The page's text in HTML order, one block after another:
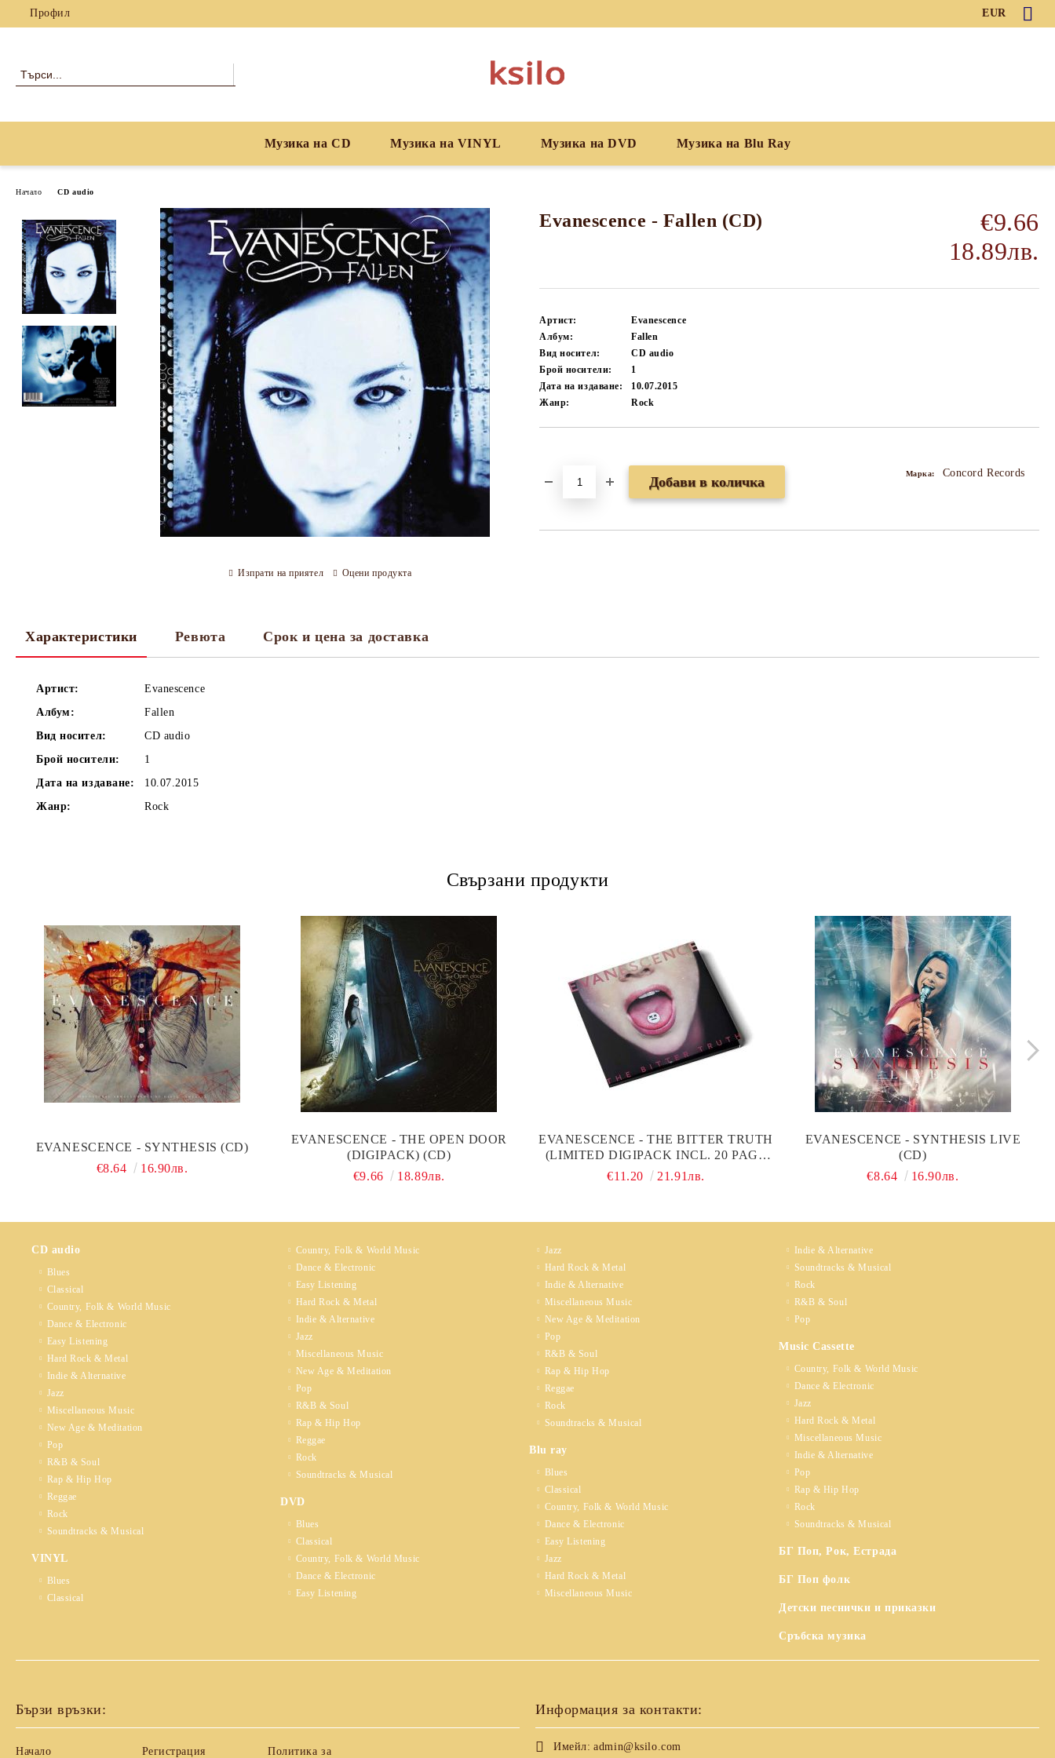
Профил EUR
Музика на CD Музика на VINYL Музика на DVD Музика на Blu Ray
Начало CD audio
Evanescence - Fallen (CD)
€9.66
18.89лв.
Артист:
Evanescence
Албум:
Fallen
Вид носител:
CD audio
Брой носители:
1
Дата на издаване:
10.07.2015
Жанр:
Rock
Марка: Concord Records
Изпрати на приятел Оцени продукта
Характеристики Ревюта Срок и цена за доставка
Артист:
Evanescence
Албум:
Fallen
Вид носител:
CD audio
Брой носители:
1
Дата на издаване:
10.07.2015
Жанр:
Rock
Свързани продукти
EVANESCENCE - SYNTHESIS (CD)
€8.64
16.90лв.
EVANESCENCE - THE OPEN DOOR
(DIGIPACK) (CD)
€9.66
18.89лв.
EVANESCENCE - THE BITTER TRUTH
(LIMITED DIGIPACK INCL. 20 PAGE
BOOKLET) (CD)
€11.20 21.91лв.
EVANESCENCE - SYNTHESIS LIVE
(CD)
€8.64
16.90лв.
CD audio
Blues
Classical
Country, Folk & World Music
Dance & Electronic
Easy Listening
Hard Rock & Metal
Indie & Alternative
Jazz
Miscellaneous Music
New Age & Meditation
Pop
R&B & Soul
Rap & Hip Hop
Reggae
Rock
Soundtracks & Musical
VINYL
Blues
Classical
Country, Folk & World Music
Dance & Electronic
Easy Listening
Hard Rock & Metal
Indie & Alternative
Jazz
Miscellaneous Music
New Age & Meditation
Pop
R&B & Soul
Rap & Hip Hop
Reggae
Rock
Soundtracks & Musical
DVD
Blues
Classical
Country, Folk & World Music
Dance & Electronic
Easy Listening
Jazz
Hard Rock & Metal
Indie & Alternative
Miscellaneous Music
New Age & Meditation
Pop
R&B & Soul
Rap & Hip Hop
Reggae
Rock
Soundtracks & Musical
Blu ray
Blues
Classical
Country, Folk & World Music
Dance & Electronic
Easy Listening
Jazz
Hard Rock & Metal
Miscellaneous Music
Indie & Alternative
Soundtracks & Musical
Rock
R&B & Soul
Pop
Music Cassette
Country, Folk & World Music
Dance & Electronic
Jazz
Hard Rock & Metal
Miscellaneous Music
Indie & Alternative
Pop
Rap & Hip Hop
Rock
Soundtracks & Musical
БГ Поп, Рок, Естрада
БГ Поп фолк
Детски песнички и приказки
Сръбска музика
Бързи връзки:
Начало Регистрация Политика за
Информация за контакти:
Имейл: admin@ksilo.com